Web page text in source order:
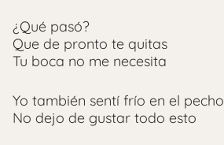
¿Qué pasó?
Que de pronto te quitas
Tu boca no me necesita
Yo también sentí frío en el pecho
No dejo de gustar todo esto